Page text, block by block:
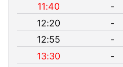
11:40
-
12:20
-
12:55
-
13:30
-